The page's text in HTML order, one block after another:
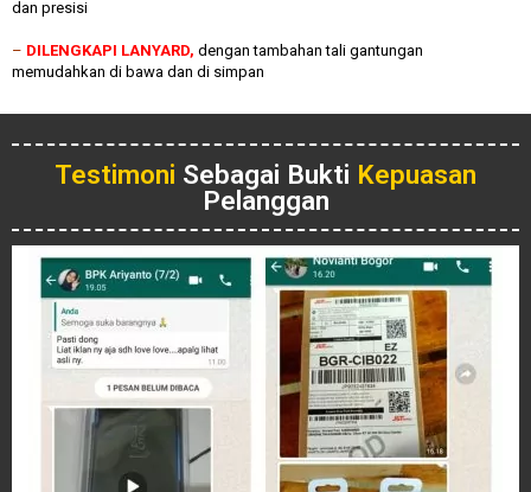
dan presisi
– DILENGKAPI LANYARD, dengan tambahan tali gantungan
memudahkan di bawa dan di simpan
Testimoni Sebagai Bukti Kepuasan
Pelanggan